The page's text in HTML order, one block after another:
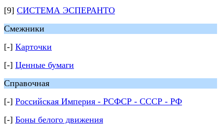
[9] СИСТЕМА ЭСПЕРАНТО
Смежники
[-] Карточки
[-] Ценные бумаги
Справочная
[-] Российская Империя - РСФСР - СССР - РФ
[-] Боны белого движения